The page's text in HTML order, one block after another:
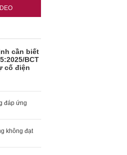
cần biết
BCT
cố điện
đáp ứng
không đạt